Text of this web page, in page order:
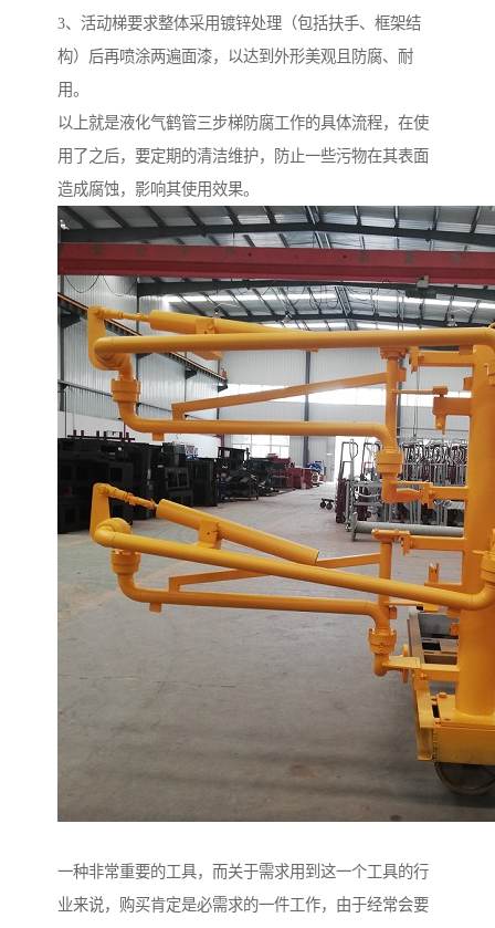
3、活动梯要求整体采用镀锌处理（包括扶手、框架结
构）后再喷涂两遍面漆，以达到外形美观且防腐、耐
用。
以上就是液化气鹤管三步梯防腐工作的具体流程，在使
用了之后，要定期的清洁维护，防止一些污物在其表面
造成腐蚀，影响其使用效果。
一种非常重要的工具，而关于需求用到这一个工具的行
业来说，购买肯定是必需求的一件工作，由于经常会要